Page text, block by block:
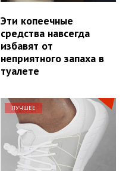
Эти копеечные
средства навсегда
избавят от
неприятного запаха в
туалете
ЛУЧШЕЕ